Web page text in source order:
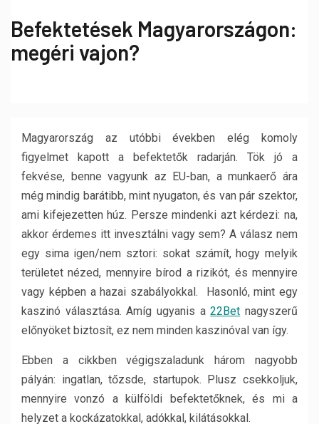
Befektetések Magyarországon:
megéri vajon?
Magyarország az utóbbi években elég komoly
figyelmet kapott a befektetők radarján. Tök jó a
fekvése, benne vagyunk az EU-ban, a munkaerő ára
még mindig barátibb, mint nyugaton, és van pár szektor,
ami kifejezetten húz. Persze mindenki azt kérdezi: na,
akkor érdemes itt invesztálni vagy sem? A válasz nem
egy sima igen/nem sztori: sokat számít, hogy melyik
területet nézed, mennyire bírod a rizikót, és mennyire
vagy képben a hazai szabályokkal. Hasonló, mint egy
kaszinó választása. Amíg ugyanis a22Bet nagyszerű
előnyöket biztosít, ez nem minden kaszinóval van így.
Ebben a cikkben végigszaladunk három nagyobb
pályán: ingatlan, tőzsde, startupok. Plusz csekkoljuk,
mennyire vonzó a külföldi befektetőknek, és mi a
helyzet a kockázatokkal, adókkal, kilátásokkal.